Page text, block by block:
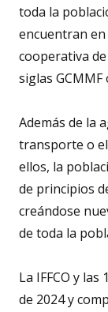
toda la
encuentran en
cooperativa
siglas GCMMF
Además de la
transporte o
ellos, la
de principios
creándose
de toda la
La IFFCO y
de 2024 y